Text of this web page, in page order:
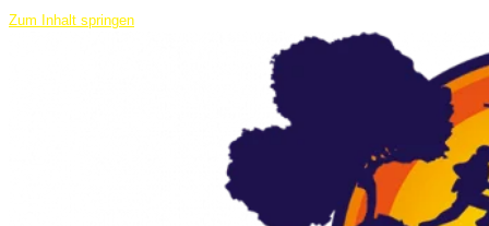
Zum Inhalt springen